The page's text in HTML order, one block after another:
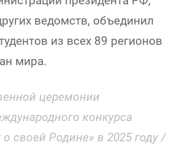
ведомств, объединил
из всех 89 регионов
мира.
церемонии
конкурса
своей Родине» в 2025 году /